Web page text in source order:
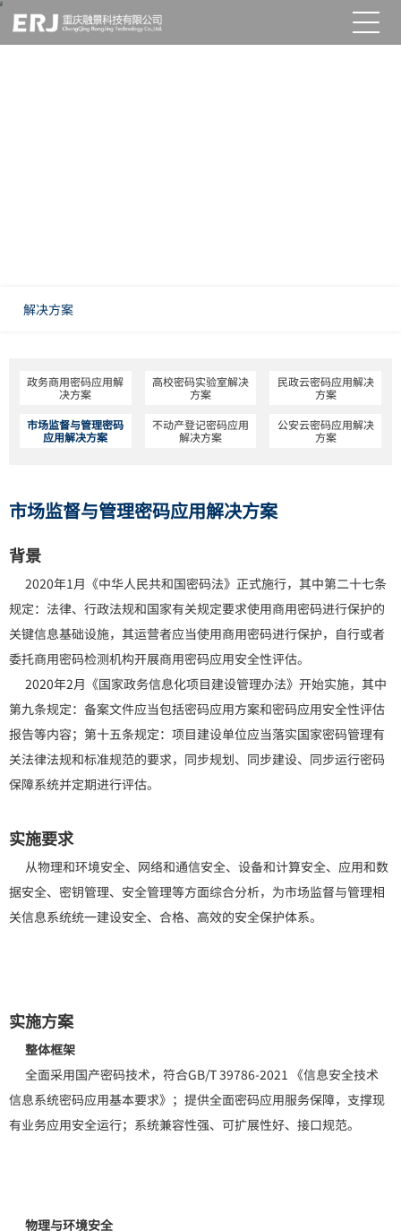
解决方案
政务商用密码应用解
决方案
高校密码实验室解决
方案
民政云密码应用解决
方案
市场监督与管理密码
应用解决方案
不动产登记密码应用
解决方案
公安云密码应用解决
方案
市场监督与管理密码应用解决方案
背景
2020年1月《中华人民共和国密码法》正式施行，其中第二十七条
规定：法律、行政法规和国家有关规定要求使用商用密码进行保护的
关键信息基础设施，其运营者应当使用商用密码进行保护，自行或者
委托商用密码检测机构开展商用密码应用安全性评估。
2020年2月《国家政务信息化项目建设管理办法》开始实施，其中
第九条规定：备案文件应当包括密码应用方案和密码应用安全性评估
报告等内容；第十五条规定：项目建设单位应当落实国家密码管理有
关法律法规和标准规范的要求，同步规划、同步建设、同步运行密码
保障系统并定期进行评估。
实施要求
从物理和环境安全、网络和通信安全、设备和计算安全、应用和数
据安全、密钥管理、安全管理等方面综合分析，为市场监督与管理相
关信息系统统一建设安全、合格、高效的安全保护体系。
实施方案
整体框架
全面采用国产密码技术，符合GB/T 39786-2021 《信息安全技术
信息系统密码应用基本要求》；提供全面密码应用服务保障，支撑现
有业务应用安全运行；系统兼容性强、可扩展性好、接口规范。
物理与环境安全